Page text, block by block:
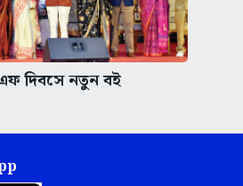
দিবসে নতুন বই